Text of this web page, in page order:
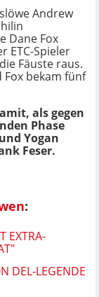
Andrew
Dane Fox
ETC-Spieler
Fäuste raus.
Fox bekam fünf
als gegen
Phase
Yogan
Feser.
:
EXTRA-
DEL-LEGENDE